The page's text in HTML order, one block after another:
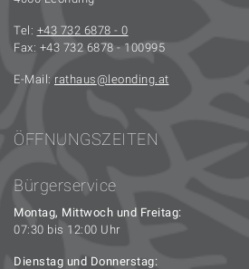
Tel: +43 732 6878 - 0
Fax: +43 732 6878 - 100995
E-Mail: rathaus leonding.at
ÖFFNUNGSZEITEN
Bürgerservice
Montag, Mittwoch und Freitag:
07:30 bis 12:00 Uhr
Dienstag und Donnerstag: